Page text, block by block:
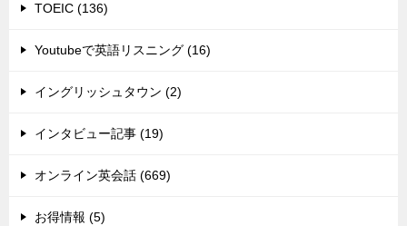
TOEIC (136)
Youtubeで英語リスニング (16)
イングリッシュタウン (2)
インタビュー記事 (19)
オンライン英会話 (669)
お得情報 (5)